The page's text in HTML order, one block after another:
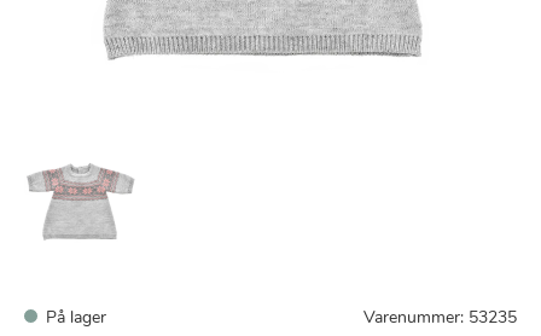
På lager Varenummer: 53235